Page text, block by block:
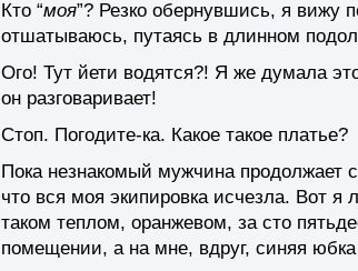
Кто “моя”? Резко обернувшись, я вижу
отшатываюсь, путаясь в длинном
Ого! Тут йети водятся?! Я же думала
он разговаривает!
Стоп. Погодите-ка. Какое такое платье?
Пока незнакомый мужчина продолжает
что вся моя экипировка исчезла. Вот
таком теплом, оранжевом, за сто
помещении, а на мне, вдруг, синяя